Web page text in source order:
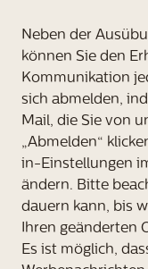
Neben der
können Sie den
Kommunikation
sich abmelden,
Mail, die Sie von
„Abmelden“
in-Einstellungen
ändern. Bitte
dauern kann, bis
Ihren geänderten
Es ist möglich,